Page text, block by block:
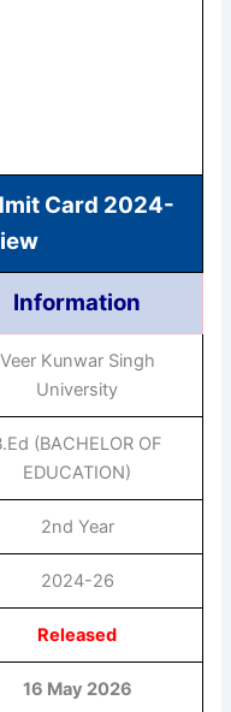
Card 2024-
Information
Veer Kunwar Singh
University
(BACHELOR OF
EDUCATION)
2nd Year
2024-26
Released
16 May 2026